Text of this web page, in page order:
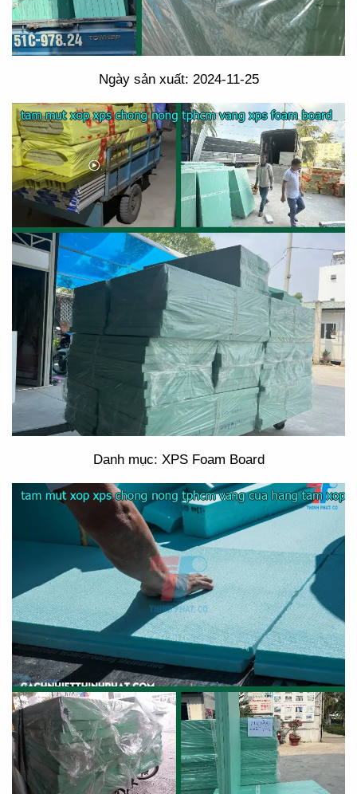
Ngày sản xuất: 2024-11-25
Danh mục: XPS Foam Board